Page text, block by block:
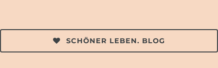
SCHÖNER LEBEN. BLOG